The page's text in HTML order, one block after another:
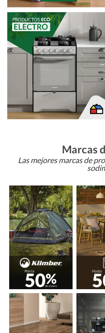
Marcas
Las mejores marcas de